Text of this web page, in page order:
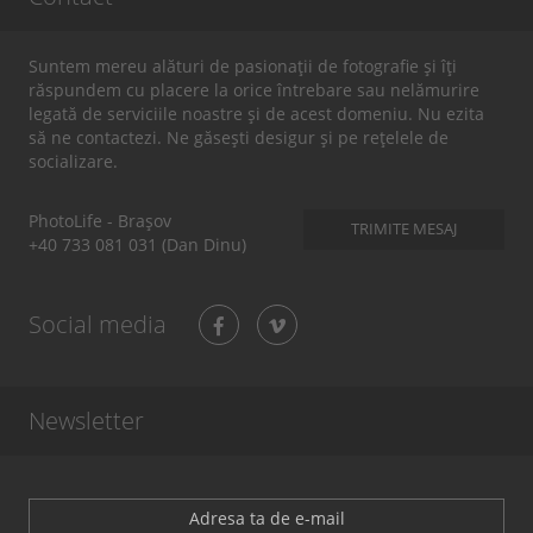
În inima Deltei
Suntem mereu alături de pasionații de fotografie și îți
răspundem cu placere la orice întrebare sau nelămurire
legată de serviciile noastre și de acest domeniu. Nu ezita
să ne contactezi. Ne găsești desigur și pe rețelele de
socializare.
PhotoLife - Brașov
+40 733 081 031 (Dan Dinu)
TRIMITE MESAJ
Social media
Newsletter